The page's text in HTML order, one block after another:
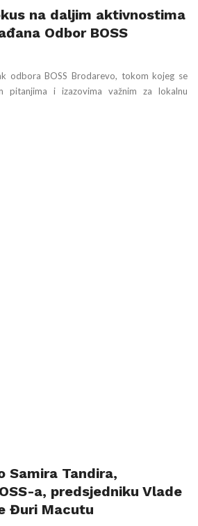
na daljim aktivnostima
Odbor BOSS
odbora BOSS Brodarevo, tokom kojeg se
pitanjima i izazovima važnim za lokalnu
Samira Tandira,
a, predsjedniku Vlade
Đuri Macutu